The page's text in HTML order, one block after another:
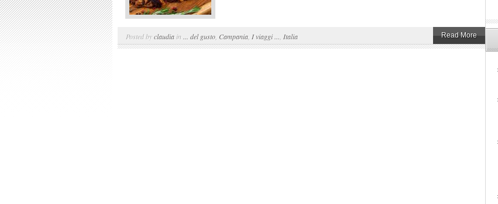
Posted byclaudia in ... del gusto Campania I viaggi ... Italia Read More